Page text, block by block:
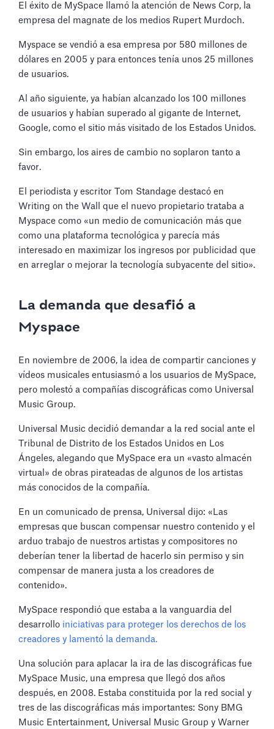
El éxito de MySpace llamó la atención de News Corp, la
empresa del magnate de los medios Rupert Murdoch.
Myspace se vendió a esa empresa por 580 millones de
dólares en 2005 y para entonces tenía unos 25 millones
de usuarios.
Al año siguiente, ya habían alcanzado los 100 millones
de usuarios y habían superado al gigante de Internet,
Google, como el sitio más visitado de los Estados Unidos.
Sin embargo, los aires de cambio no soplaron tanto a
favor.
El periodista y escritor Tom Standage destacó en
Writing on the Wall que el nuevo propietario trataba a
Myspace como «un medio de comunicación más que
como una plataforma tecnológica y parecía más
interesado en maximizar los ingresos por publicidad que
en arreglar o mejorar la tecnología subyacente del sitio».
La demanda que desafió a
Myspace
En noviembre de 2006, la idea de compartir canciones y
vídeos musicales entusiasmó a los usuarios de MySpace,
pero molestó a compañías discográficas como Universal
Music Group.
Universal Music decidió demandar a la red social ante el
Tribunal de Distrito de los Estados Unidos en Los
Ángeles, alegando que MySpace era un «vasto almacén
virtual» de obras pirateadas de algunos de los artistas
más conocidos de la compañía.
En un comunicado de prensa, Universal dijo: «Las
empresas que buscan compensar nuestro contenido y el
arduo trabajo de nuestros artistas y compositores no
deberían tener la libertad de hacerlo sin permiso y sin
compensar de manera justa a los creadores de
contenido».
MySpace respondió que estaba a la vanguardia del
desarrollo iniciativas para proteger los derechos de los
creadores y lamentó la demanda.
Una solución para aplacar la ira de las discográficas fue
MySpace Music, una empresa que llegó dos años
después, en 2008. Estaba constituida por la red social y
tres de las discográficas más importantes: Sony BMG
Music Entertainment, Universal Music Group y Warner